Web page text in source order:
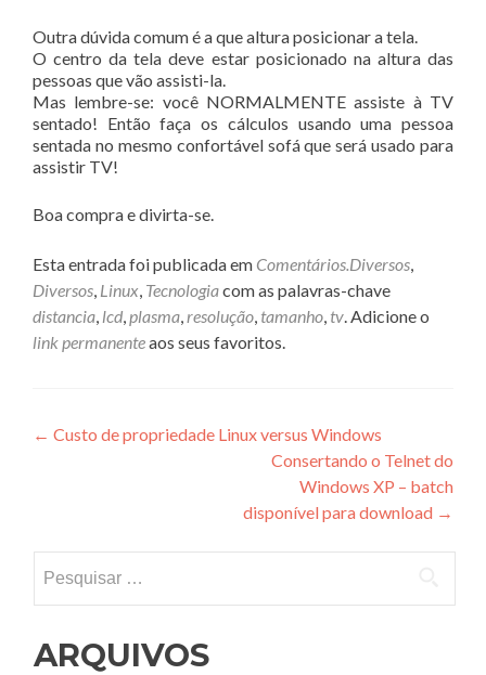
Outra dúvida comum é a que altura posicionar a tela.
O centro da tela deve estar posicionado na altura das
pessoas que vão assisti-la.
Mas lembre-se: você NORMALMENTE assiste à TV
sentado! Então faça os cálculos usando uma pessoa
sentada no mesmo confortável sofá que será usado para
assistir TV!
Boa compra e divirta-se.
Esta entrada foi publicada em Comentários.Diversos,
Diversos, Linux, Tecnologiacom as palavras-chave
distancia, lcd,plasma,resolução, tamanho, tv. Adicione o
link permanenteaos seus favoritos.
Navegação
← Custo de propriedade Linux versus Windows
Consertando o Telnet do
Windows XP – batch
disponível para download →
por:
ARQUIVOS